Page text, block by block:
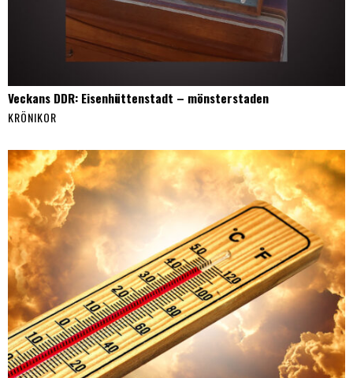
Veckans DDR: Eisenhüttenstadt – mönsterstaden
KRÖNIKOR